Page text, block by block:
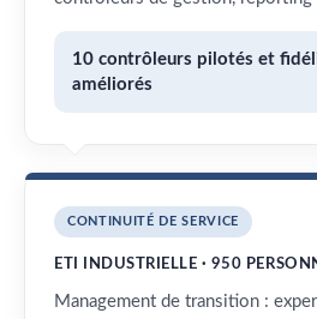
10 contrôleurs pilotés et
améliorés
CONTINUITÉ DE SERVICE
ETI INDUSTRIELLE · 950
Management de transition :